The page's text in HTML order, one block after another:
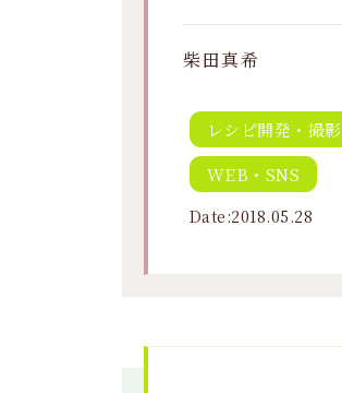
柴田真希
レシピ開発・撮影
WEB・SNS
Date:2018.05.28